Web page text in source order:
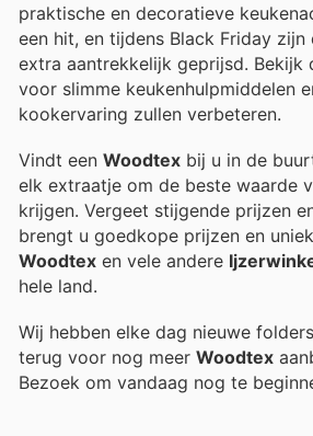
praktische en decoratieve
een hit, en tijdens Black Friday
extra aantrekkelijk geprijsd. Bekijk
voor slimme keukenhulpmiddelen
kookervaring zullen verbeteren.
Vindt een Woodtex bij u in de
elk extraatje om de beste waarde
krijgen. Vergeet stijgende prijzen
brengt u goedkope prijzen en
Woodtex en vele andere
hele land.
Wij hebben elke dag nieuwe
terug voor nog meer Woodtex
Bezoek om vandaag nog te